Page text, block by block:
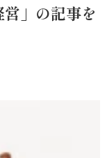
」の記事を